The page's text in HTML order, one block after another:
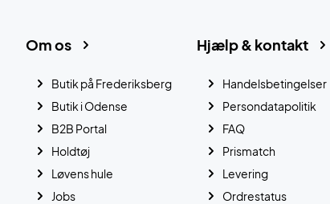
Hjælp & kontakt
Handelsbetingelser
Persondatapolitik
FAQ
Prismatch
Levering
Ordrestatus
Om os
Butik på Frederiksberg
Butik i Odense
B2B Portal
Holdtøj
Løvens hule
Jobs